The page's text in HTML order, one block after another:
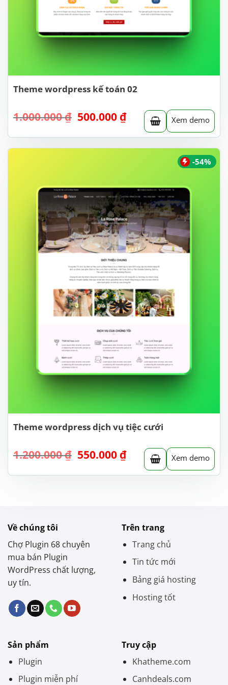
Theme wordpress kế toán 02
1.000.000₫ Giá
là:
1.000.000 ₫.
500.000 ₫Giá
hiện
tại
là:
Xem demo
-54%
Theme wordpress dịch vụ tiệc cưới
1.200.000₫ Giá
là:
550.000 ₫Giá
hiện
tại
Xem demo
Về chúng tôi
Chợ Plugin 68 chuyên
mua bán Plugin
WordPress chất lượng,
uy tín.
Trên trang
Trang chủ
Tin tức mới
Bảng giá hosting
Hosting tốt
Sản phẩm
Plugin
Plugin miễn phí
Truy cập
Khatheme.com
Canhdeals.com